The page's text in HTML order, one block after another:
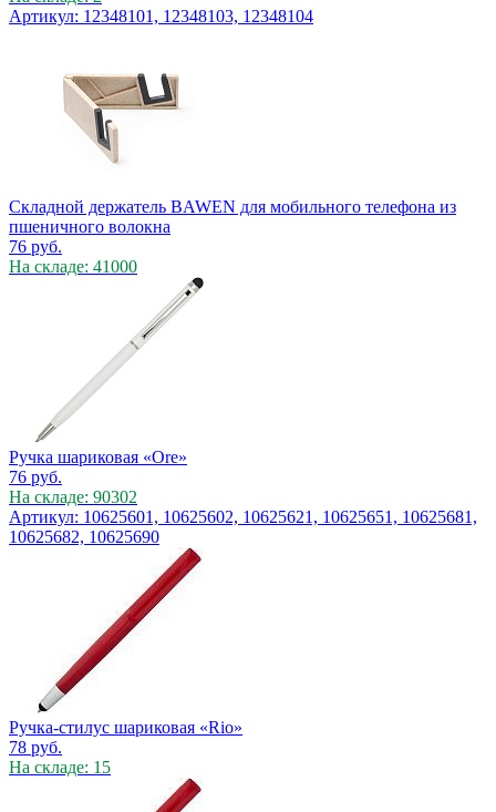
Артикул: 12348101, 12348103, 12348104
Складной держатель BAWEN для мобильного телефона из
пшеничного волокна
76 руб.
На складе: 41000
Ручка шариковая «Ore»
76 руб.
На складе: 90302
Артикул: 10625601, 10625602, 10625621, 10625651, 10625681,
10625682, 10625690
Ручка-стилус шариковая «Rio»
78 руб.
На складе: 15